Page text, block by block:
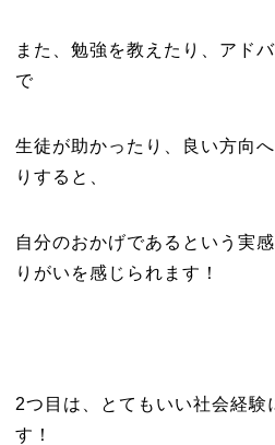
また、勉強を教えたり、アド
で
生徒が助かったり、良い方向
りすると、
自分のおかげであるという実
りがいを感じられます！
2つ目は、とてもいい社会経験
す！